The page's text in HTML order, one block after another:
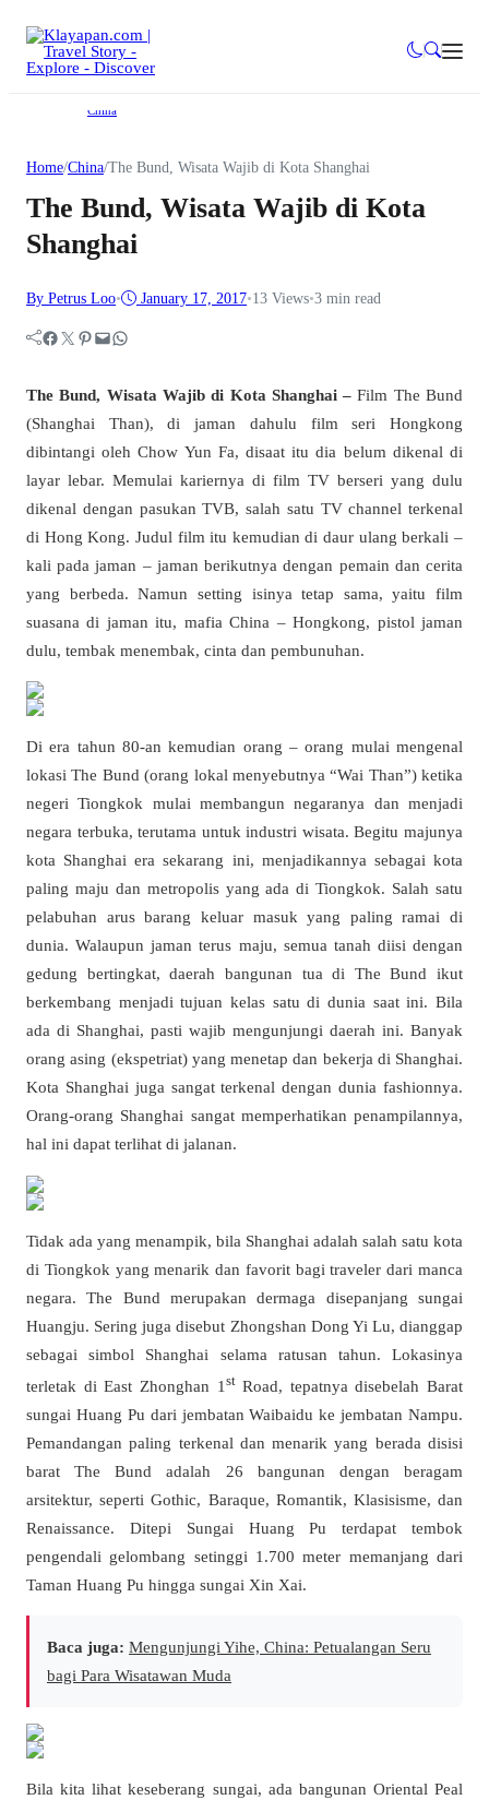
China
Home/China/The Bund, Wisata Wajib di Kota Shanghai
The Bund, Wisata Wajib di Kota
Shanghai
By Petrus Loo• January 17, 2017•13 Views•3 min read
Facebook Twitter Pinterest Mail WhatsApp
The Bund, Wisata Wajib di Kota Shanghai – Film The Bund
(Shanghai Than), di jaman dahulu film seri Hongkong
dibintangi oleh Chow Yun Fa, disaat itu dia belum dikenal di
layar lebar. Memulai kariernya di film TV berseri yang dulu
dikenal dengan pasukan TVB, salah satu TV channel terkenal
di Hong Kong. Judul film itu kemudian di daur ulang berkali –
kali pada jaman – jaman berikutnya dengan pemain dan cerita
yang berbeda. Namun setting isinya tetap sama, yaitu film
suasana di jaman itu, mafia China – Hongkong, pistol jaman
dulu, tembak menembak, cinta dan pembunuhan.
Di era tahun 80-an kemudian orang – orang mulai mengenal
lokasi The Bund (orang lokal menyebutnya “Wai Than”) ketika
negeri Tiongkok mulai membangun negaranya dan menjadi
negara terbuka, terutama untuk industri wisata. Begitu majunya
kota Shanghai era sekarang ini, menjadikannya sebagai kota
paling maju dan metropolis yang ada di Tiongkok. Salah satu
pelabuhan arus barang keluar masuk yang paling ramai di
dunia. Walaupun jaman terus maju, semua tanah diisi dengan
gedung bertingkat, daerah bangunan tua di The Bund ikut
berkembang menjadi tujuan kelas satu di dunia saat ini. Bila
ada di Shanghai, pasti wajib mengunjungi daerah ini. Banyak
orang asing (ekspetriat) yang menetap dan bekerja di Shanghai.
Kota Shanghai juga sangat terkenal dengan dunia fashionnya.
Orang-orang Shanghai sangat memperhatikan penampilannya,
hal ini dapat terlihat di jalanan.
Tidak ada yang menampik, bila Shanghai adalah salah satu kota
di Tiongkok yang menarik dan favorit bagi traveler dari manca
negara. The Bund merupakan dermaga disepanjang sungai
Huangju. Sering juga disebut Zhongshan Dong Yi Lu, dianggap
sebagai simbol Shanghai selama ratusan tahun. Lokasinya
terletak di East Zhonghan 1 stRoad, tepatnya disebelah Barat
sungai Huang Pu dari jembatan Waibaidu ke jembatan Nampu.
Pemandangan paling terkenal dan menarik yang berada disisi
barat The Bund adalah 26 bangunan dengan beragam
arsitektur, seperti Gothic, Baraque, Romantik, Klasisisme, dan
Renaissance. Ditepi Sungai Huang Pu terdapat tembok
pengendali gelombang setinggi 1.700 meter memanjang dari
Taman Huang Pu hingga sungai Xin Xai.
Baca juga: Mengunjungi Yihe, China: Petualangan Seru
bagi Para Wisatawan Muda
Bila kita lihat keseberang sungai, ada bangunan Oriental Peal